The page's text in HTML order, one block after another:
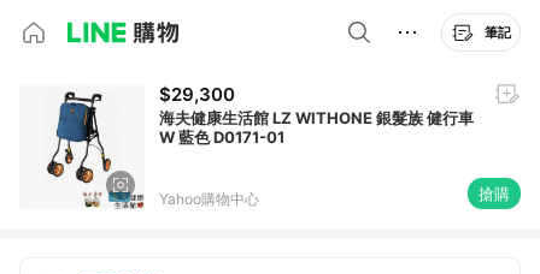
筆記
$29,300
海夫健康生活館 LZ WITHONE 銀髮族 健行車
W 藍色 D0171-01
Yahoo購物中心 搶購